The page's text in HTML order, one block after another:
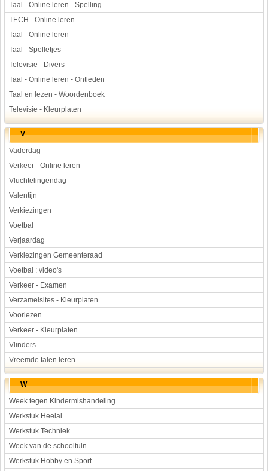
Taal - Online leren - Spelling
TECH - Online leren
Taal - Online leren
Taal - Spelletjes
Televisie - Divers
Taal - Online leren - Ontleden
Taal en lezen - Woordenboek
Televisie - Kleurplaten
V
Vaderdag
Verkeer - Online leren
Vluchtelingendag
Valentijn
Verkiezingen
Voetbal
Verjaardag
Verkiezingen Gemeenteraad
Voetbal : video's
Verkeer - Examen
Verzamelsites - Kleurplaten
Voorlezen
Verkeer - Kleurplaten
Vlinders
Vreemde talen leren
W
Week tegen Kindermishandeling
Werkstuk Heelal
Werkstuk Techniek
Week van de schooltuin
Werkstuk Hobby en Sport